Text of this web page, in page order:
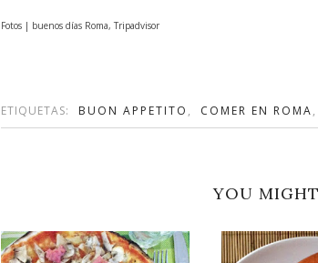
Fotos | buenos días Roma, Tripadvisor
ETIQUETAS: BUON APPETITO , COMER EN ROMA,
YOU